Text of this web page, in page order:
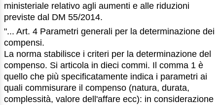
ministeriale relativo agli aumenti e alle riduzioni
previste dal DM 55/2014.
"... Art. 4 Parametri generali per la determinazione dei
compensi.
La norma stabilisce i criteri per la determinazione del
compenso. Si articola in dieci commi. Il comma 1 è
quello che più specificatamente indica i parametri ai
quali commisurare il compenso (natura, durata,
complessità, valore dell'affare ecc): in considerazione